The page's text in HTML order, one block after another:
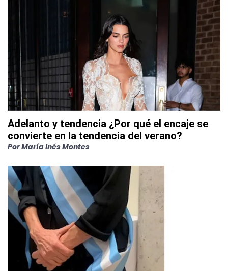
Adelanto y tendencia ¿Por qué el encaje se
convierte en la tendencia del verano?
PorMaría Inés Montes